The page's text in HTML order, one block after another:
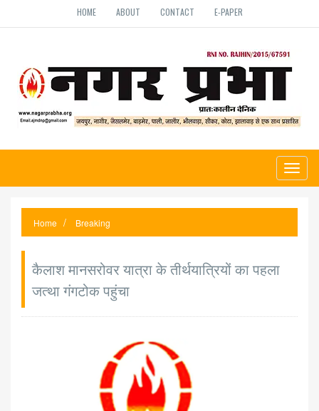
HOME ABOUT CONTACT E-PAPER
Home Breaking
कैलाश मानसरोवर यात्रा के तीर्थयात्रियों का पहला
जत्था गंगटोक पहुंचा